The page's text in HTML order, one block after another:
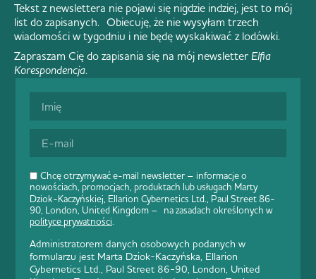
Chcę otrzymywać e-mail newsletter – informacje o
nowościach, promocjach, produktach lub usługach Marty
Dziok-Kaczyńskiej, Ellarion Cybernetics Ltd., Paul Street 86-
90, London, United Kingdom – na zasadach określonych w
polityce prywatności.
Administratorem danych osobowych podanych w
formularzu jest Marta Dziok-Kaczyńska, Ellarion
Cybernetics Ltd., Paul Street 86-90, London, United
Tekst z newslettera nie pojawi się nigdzie indziej, jest to mój
list do zapisanych. Obiecuję, że nie wysyłam trzech
wiadomości w tygodniu i nie będę wyskakiwać z lodówki.
Zapraszam Cię do zapisania się na mój newsletter Elfia
Korespondencja.